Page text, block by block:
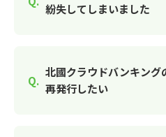
紛失してしまいました
北國クラウドバンキング
再発行したい